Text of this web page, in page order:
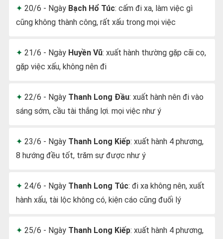
20/6 - Ngày Bạch Hổ Túc: cấm đi xa, làm việc gì
cũng không thành công, rất xấu trong mọi việc
21/6 - Ngày Huyền Vũ: xuất hành thường gặp cãi cọ,
gặp việc xấu, không nên đi
22/6 - Ngày Thanh Long Đầu: xuất hành nên đi vào
sáng sớm, cầu tài thắng lợi. mọi việc như ý
23/6 - Ngày Thanh Long Kiếp: xuất hành 4 phương,
8 hướng đều tốt, trăm sự được như ý
24/6 - Ngày Thanh Long Túc: đi xa không nên, xuất
hành xấu, tài lộc không có, kiện cáo cũng đuối lý
25/6 - Ngày Thanh Long Kiếp: xuất hành 4 phương,